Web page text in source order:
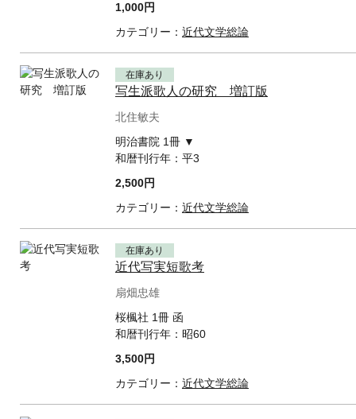
1,000円
カテゴリー： 近代文学総論
在庫あり
写生派歌人の研究 増訂版
北住敏夫
明治書院 1冊 ▼
和暦刊行年： 平3
2,500円
カテゴリー： 近代文学総論
在庫あり
近代写実短歌考
扇畑忠雄
桜楓社 1冊 函
和暦刊行年： 昭60
3,500円
カテゴリー： 近代文学総論